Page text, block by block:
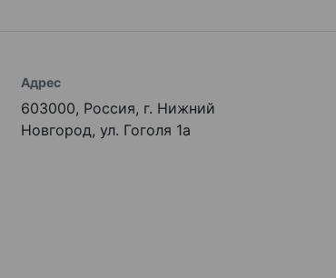
Адрес
603000, Россия, г. Нижний
Новгород, ул. Гоголя 1а